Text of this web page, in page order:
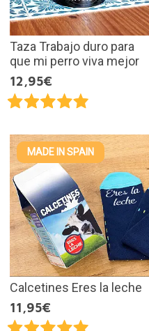
Taza Trabajo duro para
que mi perro viva mejor
12,95€
MADE IN SPAIN
Calcetines Eres la leche
11,95€